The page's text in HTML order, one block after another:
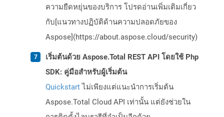
ความยืดหยุ่นของบริการ โปรดอ่านเพิ่มเติมเกี่ยว
กับ[แนวทางปฏิบัติด้านความปลอดภัยของ
Aspose](https://about.aspose.cloud/security)
เริ่มต้นด้วย Aspose.Total REST API โดยใช้ Php
SDK: คู่มือสำหรับผู้เริ่มต้น
Quickstartไม่เพียงแต่แนะนำการเริ่มต้น
Aspose.Total Cloud API เท่านั้น แต่ยังช่วยใน